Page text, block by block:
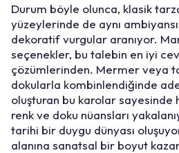
Durum böyle olunca, klasik
yüzeylerinde de aynı
dekoratif vurgular aranıyor.
seçenekler, bu talebin en iyi
çözümlerinden. Mermer veya
dokularla kombinlendiğinde
oluşturan bu karolar sayesinde
renk ve doku nüansları
tarihi bir duygu dünyası
alanına sanatsal bir boyut